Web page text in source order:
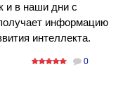
и в наши дни с
информацию
интеллекта.
0